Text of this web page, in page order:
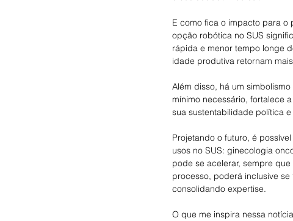
E como fica o impacto para o
opção robótica no SUS
rápida e menor tempo longe
idade produtiva retornam
Além disso, há um
mínimo necessário, fortalece
sua sustentabilidade política e
Projetando o futuro, é
usos no SUS: ginecologia
pode se acelerar, sempre
processo, poderá inclusive
consolidando expertise.
O que me inspira nessa